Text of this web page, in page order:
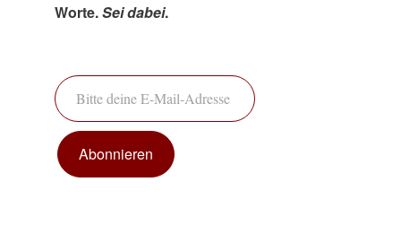
Worte.Sei dabei.
Bitte deine E-Mail-Adresse ein ...
Abonnieren